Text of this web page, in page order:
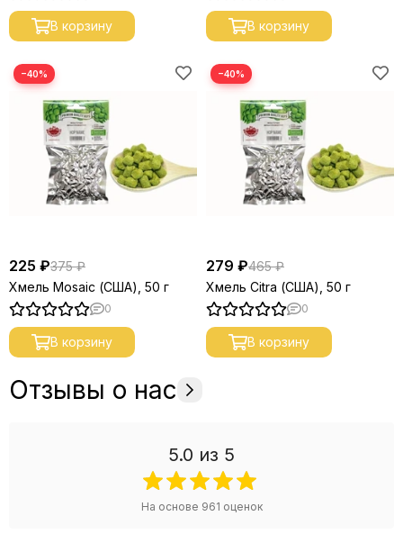
В корзину В корзину
−40%
225 ₽375 ₽
Хмель Mosaic (США), 50 г
0
В корзину
−40%
279 ₽465 ₽
Хмель Citra (США), 50 г
0
В корзину
Отзывы о нас
5.0 из 5
На основе 961 оценок